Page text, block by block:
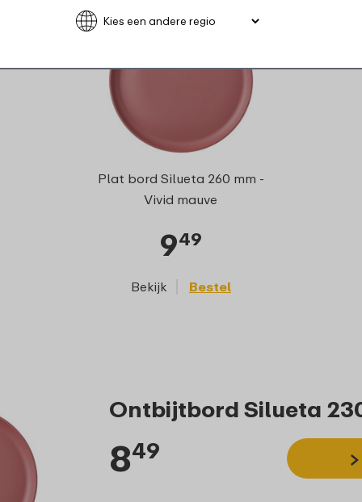
Plat bord Silueta 260 mm -
Vivid mauve
949
Bekijk Bestel
Ontbijtbord Silueta
849